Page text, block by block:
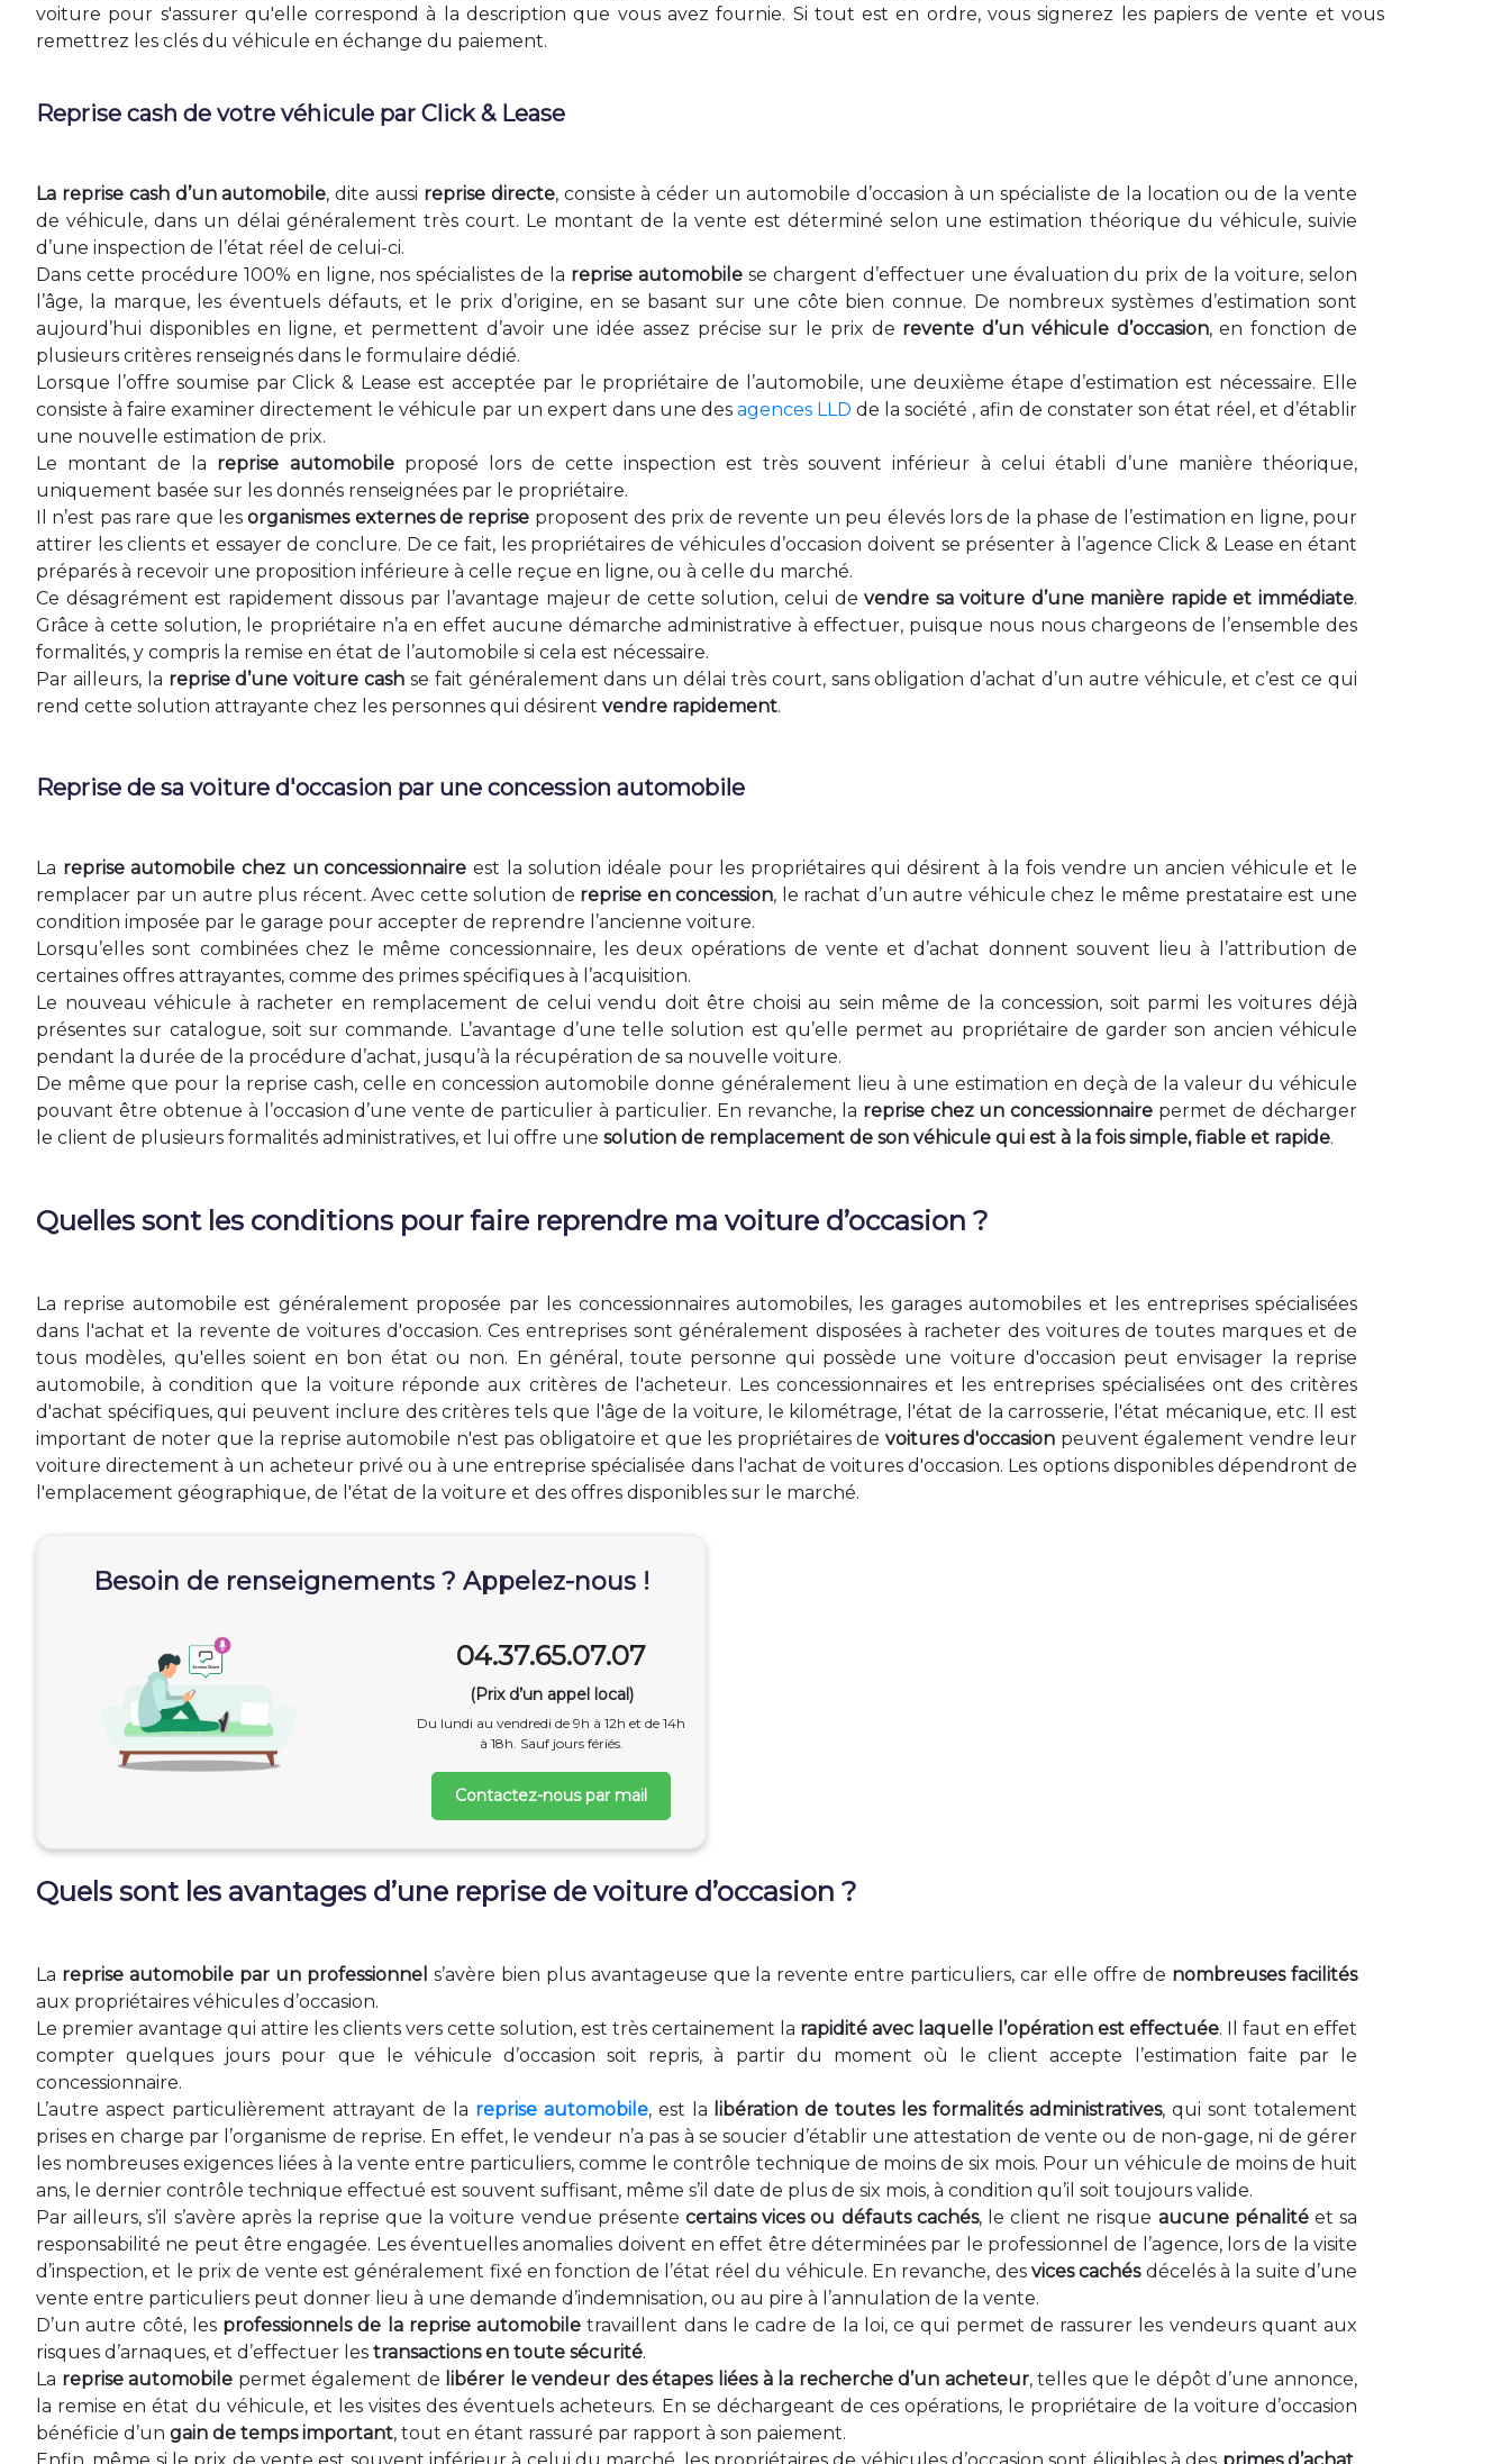
voiture pour s'assurer qu'elle correspond à la description que vous avez fournie. Si tout est en ordre, vous signerez les papiers de vente et vous
remettrez les clés du véhicule en échange du paiement.
Reprise cash de votre véhicule par Click & Lease
La reprise cash d’un automobile, dite aussi reprise directe, consiste à céder un automobile d’occasion à un spécialiste de la location ou de la vente
de véhicule, dans un délai généralement très court. Le montant de la vente est déterminé selon une estimation théorique du véhicule, suivie
d’une inspection de l’état réel de celui-ci.
Dans cette procédure 100% en ligne, nos spécialistes de la reprise automobile se chargent d’effectuer une évaluation du prix de la voiture, selon
l’âge, la marque, les éventuels défauts, et le prix d’origine, en se basant sur une côte bien connue. De nombreux systèmes d’estimation sont
aujourd’hui disponibles en ligne, et permettent d’avoir une idée assez précise sur le prix de revente d’un véhicule d’occasion, en fonction de
plusieurs critères renseignés dans le formulaire dédié.
Lorsque l’offre soumise par Click & Lease est acceptée par le propriétaire de l’automobile, une deuxième étape d’estimation est nécessaire. Elle
consiste à faire examiner directement le véhicule par un expert dans une des agences LLDde la société , afin de constater son état réel, et d’établir
une nouvelle estimation de prix.
Le montant de la reprise automobileproposé lors de cette inspection est très souvent inférieur à celui établi d’une manière théorique,
uniquement basée sur les donnés renseignées par le propriétaire.
Il n’est pas rare que lesorganismes externes de reprise proposent des prix de revente un peu élevés lors de la phase de l’estimation en ligne, pour
attirer les clients et essayer de conclure. De ce fait, les propriétaires de véhicules d’occasion doivent se présenter à l’agence Click & Lease en étant
préparés à recevoir une proposition inférieure à celle reçue en ligne, ou à celle du marché.
Ce désagrément est rapidement dissous par l’avantage majeur de cette solution, celui devendre sa voiture d’une manière rapide et immédiate.
Grâce à cette solution, le propriétaire n’a en effet aucune démarche administrative à effectuer, puisque nous nous chargeons de l’ensemble des
formalités, y compris la remise en état de l’automobile si cela est nécessaire.
Par ailleurs, la reprise d’une voiture cash se fait généralement dans un délai très court, sans obligation d’achat d’un autre véhicule, et c’est ce qui
rend cette solution attrayante chez les personnes qui désirent vendre rapidement.
Reprise de sa voiture d'occasion par une concession automobile
La reprise automobile chez un concessionnaire est la solution idéale pour les propriétaires qui désirent à la fois vendre un ancien véhicule et le
remplacer par un autre plus récent. Avec cette solution de reprise en concession, le rachat d’un autre véhicule chez le même prestataire est une
condition imposée par le garage pour accepter de reprendre l’ancienne voiture.
Lorsqu’elles sont combinées chez le même concessionnaire, les deux opérations de vente et d’achat donnent souvent lieu à l’attribution de
certaines offres attrayantes, comme des primes spécifiques à l’acquisition.
Le nouveau véhicule à racheter en remplacement de celui vendu doit être choisi au sein même de la concession, soit parmi les voitures déjà
présentes sur catalogue, soit sur commande. L’avantage d’une telle solution est qu’elle permet au propriétaire de garder son ancien véhicule
pendant la durée de la procédure d’achat, jusqu’à la récupération de sa nouvelle voiture.
De même que pour la reprise cash, celle en concession automobile donne généralement lieu à une estimation en deçà de la valeur du véhicule
pouvant être obtenue à l’occasion d’une vente de particulier à particulier. En revanche, la reprise chez un concessionnaire permet de décharger
le client de plusieurs formalités administratives, et lui offre une solution de remplacement de son véhicule qui est à la fois simple, fiable et rapide.
Quelles sont les conditions pour faire reprendre ma voiture d’occasion ?
La reprise automobile est généralement proposée par les concessionnaires automobiles, les garages automobiles et les entreprises spécialisées
dans l'achat et la revente de voitures d'occasion. Ces entreprises sont généralement disposées à racheter des voitures de toutes marques et de
tous modèles, qu'elles soient en bon état ou non. En général, toute personne qui possède une voiture d'occasion peut envisager la reprise
automobile, à condition que la voiture réponde aux critères de l'acheteur. Les concessionnaires et les entreprises spécialisées ont des critères
d'achat spécifiques, qui peuvent inclure des critères tels que l'âge de la voiture, le kilométrage, l'état de la carrosserie, l'état mécanique, etc. Il est
important de noter que la reprise automobile n'est pas obligatoire et que les propriétaires de voitures d'occasion peuvent également vendre leur
voiture directement à un acheteur privé ou à une entreprise spécialisée dans l'achat de voitures d'occasion. Les options disponibles dépendront de
l'emplacement géographique, de l'état de la voiture et des offres disponibles sur le marché.
Besoin de renseignements ? Appelez-nous !
04.37.65.07.07
(Prix d’un appel local)
Du lundi au vendredi de 9h à 12h et de 14h
à 18h. Sauf jours fériés.
Contactez-nous par mail
Quels sont les avantages d’une reprise de voiture d’occasion ?
La reprise automobile par un professionnel s’avère bien plus avantageuse que la revente entre particuliers, car elle offre de nombreuses facilités
aux propriétaires véhicules d’occasion.
Le premier avantage qui attire les clients vers cette solution, est très certainement la rapidité avec laquelle l’opération est effectuée. Il faut en effet
compter quelques jours pour que le véhicule d’occasion soit repris, à partir du moment où le client accepte l’estimation faite par le
concessionnaire.
L’autre aspect particulièrement attrayant de la reprise automobile, est la libération de toutes les formalités administratives, qui sont totalement
prises en charge par l’organisme de reprise. En effet, le vendeur n’a pas à se soucier d’établir une attestation de vente ou de non-gage, ni de gérer
les nombreuses exigences liées à la vente entre particuliers, comme le contrôle technique de moins de six mois. Pour un véhicule de moins de huit
ans, le dernier contrôle technique effectué est souvent suffisant, même s’il date de plus de six mois, à condition qu’il soit toujours valide.
Par ailleurs, s’il s’avère après la reprise que la voiture vendue présente certains vices ou défauts cachés, le client ne risque aucune pénalitéet sa
responsabilité ne peut être engagée. Les éventuelles anomalies doivent en effet être déterminées par le professionnel de l’agence, lors de la visite
d’inspection, et le prix de vente est généralement fixé en fonction de l’état réel du véhicule. En revanche, desvices cachésdécelés à la suite d’une
vente entre particuliers peut donner lieu à une demande d’indemnisation, ou au pire à l’annulation de la vente.
D’un autre côté, les professionnels de la reprise automobile travaillent dans le cadre de la loi, ce qui permet de rassurer les vendeurs quant aux
risques d’arnaques, et d’effectuer les transactions en toute sécurité.
La reprise automobile permet également de libérer le vendeur des étapes liées à la recherche d’un acheteur, telles que le dépôt d’une annonce,
la remise en état du véhicule, et les visites des éventuels acheteurs. En se déchargeant de ces opérations, le propriétaire de la voiture d’occasion
bénéficie d’un gain de temps important, tout en étant rassuré par rapport à son paiement.